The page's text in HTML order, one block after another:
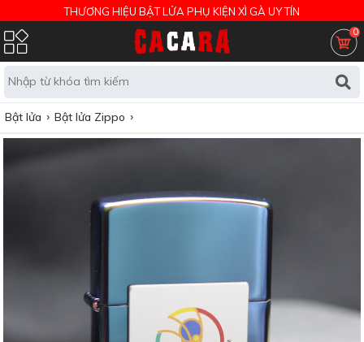
THƯƠNG HIỆU BẬT LỬA PHỤ KIỆN XÌ GÀ UY TÍN
0
Bật lửa Bật lửa Zippo